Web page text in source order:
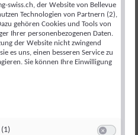
swiss.ch, der Website von Bellevue
Technologien von Partnern (2),
gehören Cookies und Tools von
Ihrer personenbezogenen Daten.
der Website nicht zwingend
es uns, einen besseren Service zu
Sie können Ihre Einwilligung
(1)